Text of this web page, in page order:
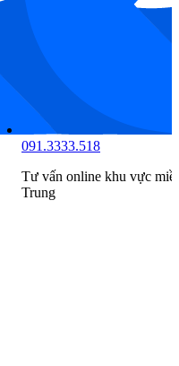
091.3333.518
Tư vấn online khu vực
Trung